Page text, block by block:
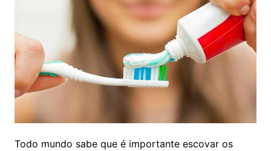
Todo mundo sabe que é importante escovar os